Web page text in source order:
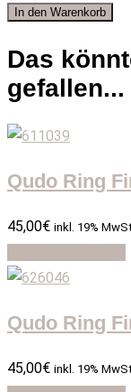
In den Warenkorb
Das
gefallen...
Qudo Ring
45,00€ inkl. 19%
Qudo Ring
45,00€ inkl. 19%